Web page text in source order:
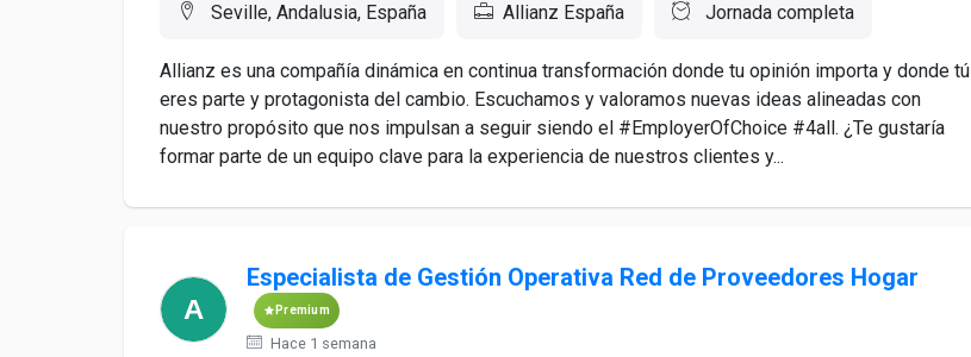
Seville, Andalusia, España Allianz España Jornada completa
Allianz es una compañía dinámica en continua transformación donde tu opinión importa y donde tú
eres parte y protagonista del cambio. Escuchamos y valoramos nuevas ideas alineadas con
nuestro propósito que nos impulsan a seguir siendo el #EmployerOfChoice #4all. ¿Te gustaría
formar parte de un equipo clave para la experiencia de nuestros clientes y...
Especialista de Gestión Operativa Red de Proveedores Hogar
Premium
Hace 1 semana